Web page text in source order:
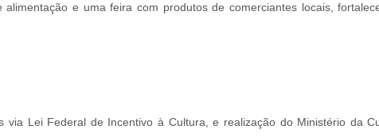
e uma feira com produtos de comerciantes locais,
Lei Federal de Incentivo à Cultura, e realização do Ministério da